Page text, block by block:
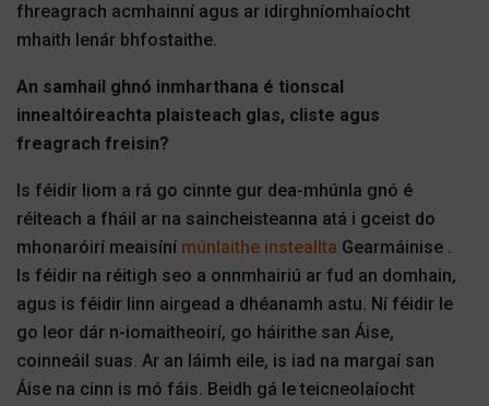
fhreagrach acmhainní agus ar idirghníomhaíocht
mhaith lenár bhfostaithe.
An samhail ghnó inmharthana é tionscal
innealtóireachta plaisteach glas, cliste agus
freagrach freisin?
Is féidir liom a rá go cinnte gur dea-mhúnla gnó é
réiteach a fháil ar na saincheisteanna atá i gceist do
mhonaróirí meaisíní múnlaithe insteallta Gearmáinise .
Is féidir na réitigh seo a onnmhairiú ar fud an domhain,
agus is féidir linn airgead a dhéanamh astu. Ní féidir le
go leor dár n-iomaitheoirí, go háirithe san Áise,
coinneáil suas. Ar an láimh eile, is iad na margaí san
Áise na cinn is mó fáis. Beidh gá le teicneolaíocht